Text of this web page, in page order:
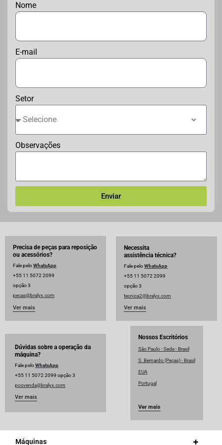
Nome
E-mail
Setor
Observações
Enviar
Precisa de peças para reposição
ou acessórios?
Fale peloWhatsApp
+55 11 5072 2099
opção 3
pecas@bralyx.com
Ver mais
Necessita
assistência técnica?
Fale peloWhatsApp
+55 11 5072 2099
opção 3
tecnica2@bralyx.com
Ver mais
Dúvidas sobre a operação da
máquina?
Fale peloWhatsApp
+55 11 5072 2099 opção 3
posvenda@bralyx.com
Ver mais
Nossos Escritórios
São Paulo - Sede - Brasil
S. Bernardo (Peças) - Brasil
EUA
Portugal
Ver mais
Máquinas